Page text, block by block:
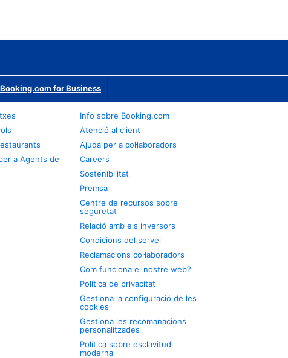
Booking.com for Business
a Agents de
Info sobre Booking.com
Atenció al client
Ajuda per a col·laboradors
Careers
Sostenibilitat
Premsa
Centre de recursos sobre
seguretat
Relació amb els inversors
Condicions del servei
Reclamacions col·laboradors
Com funciona el nostre web?
Política de privacitat
Gestiona la configuració de les
cookies
Gestiona les recomanacions
personalitzades
Política sobre esclavitud
moderna